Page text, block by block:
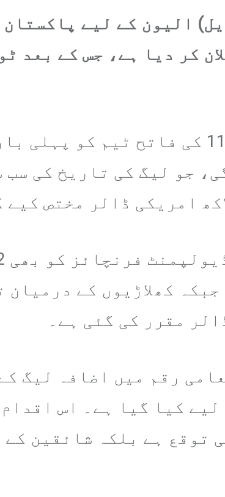
الیون کے لیے
کر دیا ہے، جس کے بعد
جو لیگ کی تاریخ کی
کھلاڑیوں کے
رقم میں اضافہ لیگ
کیا گیا ہے۔ اس